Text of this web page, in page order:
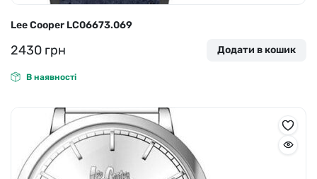
Lee Cooper LC06673.069
2430 грн Додати в кошик
В наявності